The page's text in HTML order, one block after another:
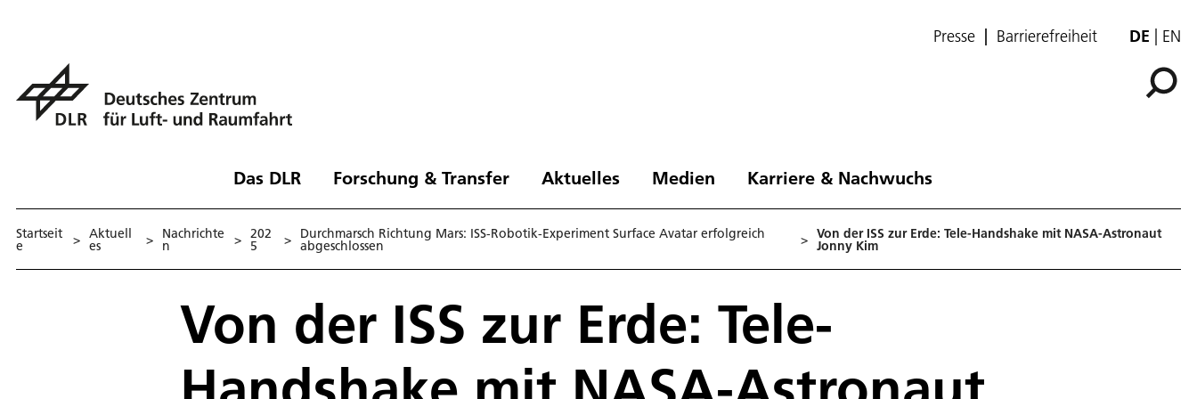
Presse Barrierefreiheit DE EN
Das DLR Forschung & Transfer Aktuelles Medien Karriere & Nachwuchs
Startseit
e > Aktuell
es > Nachrichte
n > 202
5 > Durchmarsch Richtung Mars: ISS-Robotik-Experiment Surface Avatar erfolgreich
abgeschlossen > Von der ISS zur Erde: Tele-Handshake mit NASA-Astronaut
Jonny Kim
Von der ISS zur Erde: Tele-